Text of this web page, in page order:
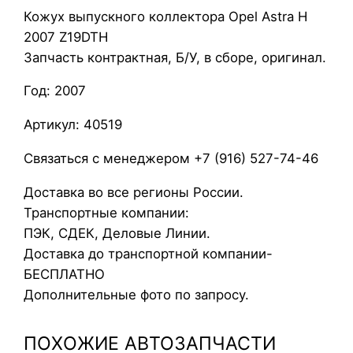
ж
у
х
в
ы
п
с
к
н
о
г
о
к
о
л
Кожух выпускного коллектора Opel Astra H
2007 Z19DTH
Запчасть контрактная, Б/У, в сборе, оригинал.
Год: 2007
Артикул: 40519
Связаться с менеджером +7 (916) 527-74-46
Доставка во все регионы России.
Транспортные компании:
ПЭК, СДЕК, Деловые Линии.
Доставка до транспортной компании-
БЕСПЛАТНО
Дополнительные фото по запросу.
ПОХОЖИЕ АВТОЗАПЧАСТИ